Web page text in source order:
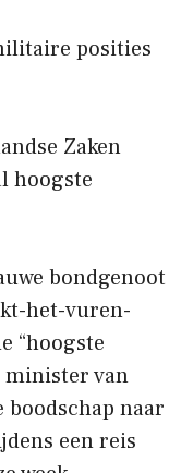
posities
Zaken
hoogste
bondgenoot
het-vuren-
“hoogste
minister van
boodschap naar
een reis